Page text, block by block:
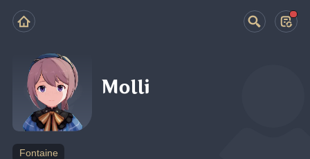
Molli
Fontaine